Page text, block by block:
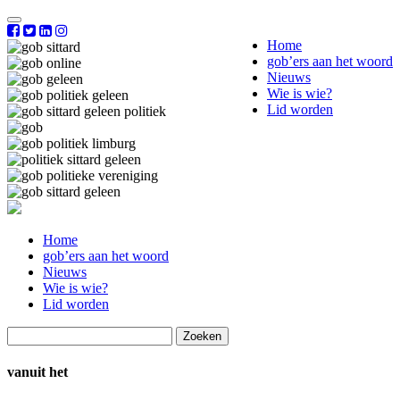
Home
gob’ers aan het woord
Nieuws
Wie is wie?
Lid worden
Home
gob’ers aan het woord
Nieuws
Wie is wie?
Lid worden
naar:
vanuit het